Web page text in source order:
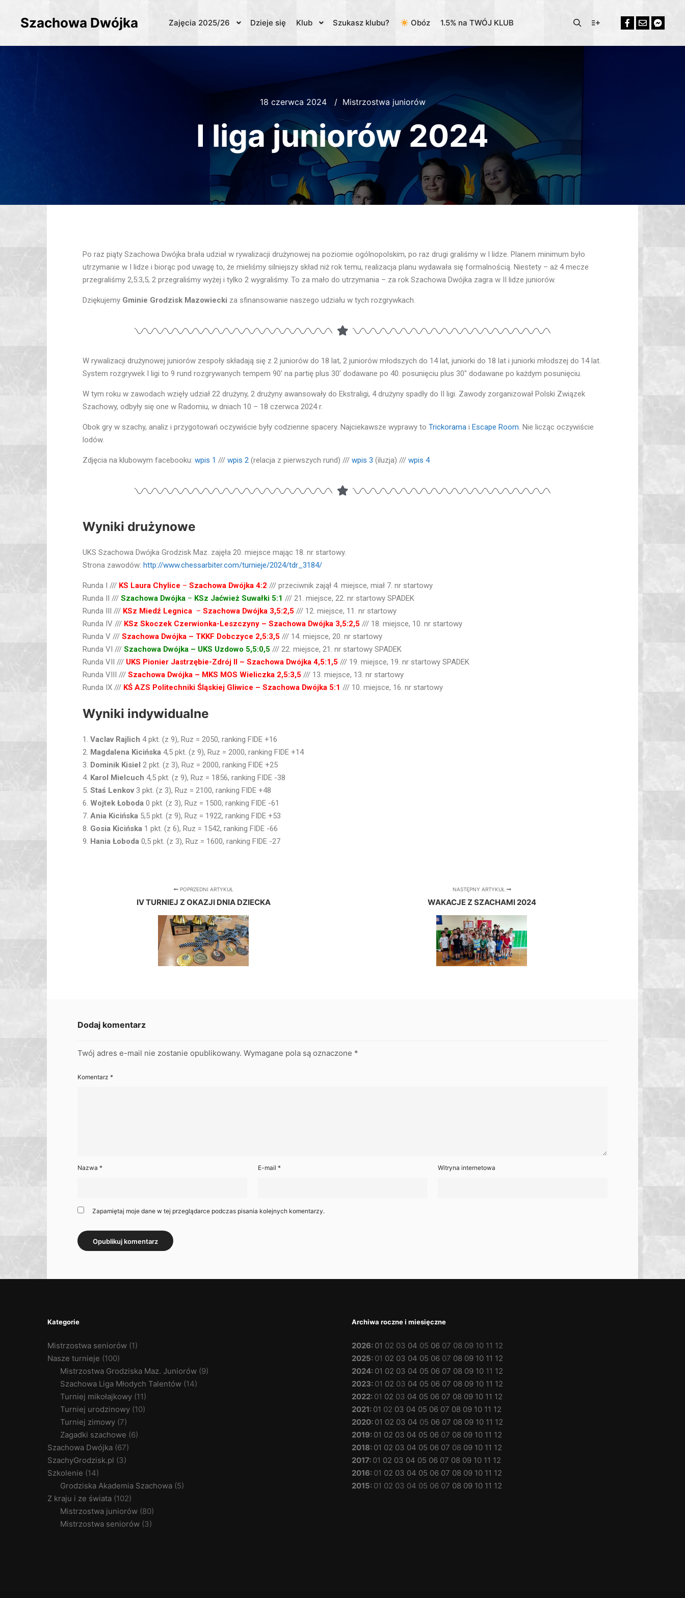
Szachowa Dwójka Zajęcia 2025/26 Dzieje się Klub Szukasz klubu? Obóz 1.5% na TWÓJ KLUB
18 czerwca 2024 Mistrzostwa juniorów
I liga juniorów 2024
Po raz piąty Szachowa Dwójka brała udział w rywalizacji drużynowej na poziomie ogólnopolskim, po raz drugi graliśmy w I lidze. Planem minimum było
utrzymanie w I lidze i biorąc pod uwagę to, że mieliśmy silniejszy skład niż rok temu, realizacja planu wydawała się formalnością. Niestety – aż 4 mecze
przegraliśmy 2,5:3,5, 2 przegraliśmy wyżej i tylko 2 wygraliśmy. To za mało do utrzymania – za rok Szachowa Dwójka zagra w II lidze juniorów.
Dziękujemy Gminie Grodzisk Mazowiecki za sfinansowanie naszego udziału w tych rozgrywkach.
W rywalizacji drużynowej juniorów zespoły składają się z 2 juniorów do 18 lat, 2 juniorów młodszych do 14 lat, juniorki do 18 lat i juniorki młodszej do 14 lat.
System rozgrywek I ligi to 9 rund rozgrywanych tempem 90′ na partię plus 30′ dodawane po 40. posunięciu plus 30″ dodawane po każdym posunięciu.
W tym roku w zawodach wzięły udział 22 drużyny, 2 drużyny awansowały do Ekstraligi, 4 drużyny spadły do II ligi. Zawody zorganizował Polski Związek
Szachowy, odbyły się one w Radomiu, w dniach 10 – 18 czerwca 2024 r.
Obok gry w szachy, analiz i przygotowań oczywiście były codzienne spacery. Najciekawsze wyprawy to Trickorama i Escape Room. Nie licząc oczywiście
lodów.
Zdjęcia na klubowym facebooku: wpis 1 /// wpis 2 (relacja z pierwszych rund) /// wpis 3 (iluzja) /// wpis 4
Wyniki drużynowe
UKS Szachowa Dwójka Grodzisk Maz. zajęła 20. miejsce mając 18. nr startowy.
Strona zawodów: http://www.chessarbiter.com/turnieje/2024/tdr_3184/
Runda I /// KS Laura Chylice – Szachowa Dwójka 4:2 /// przeciwnik zajął 4. miejsce, miał 7. nr startowy
Runda II /// Szachowa Dwójka – KSz Jaćwież Suwałki 5:1 /// 21. miejsce, 22. nr startowy SPADEK
Runda III /// KSz Miedź Legnica – Szachowa Dwójka 3,5:2,5 /// 12. miejsce, 11. nr startowy
Runda IV /// KSz Skoczek Czerwionka-Leszczyny – Szachowa Dwójka 3,5:2,5 /// 18. miejsce, 10. nr startowy
Runda V /// Szachowa Dwójka – TKKF Dobczyce 2,5:3,5 /// 14. miejsce, 20. nr startowy
Runda VI /// Szachowa Dwójka – UKS Uzdowo 5,5:0,5 /// 22. miejsce, 21. nr startowy SPADEK
Runda VII /// UKS Pionier Jastrzębie-Zdrój II – Szachowa Dwójka 4,5:1,5 /// 19. miejsce, 19. nr startowy SPADEK
Runda VIII /// Szachowa Dwójka – MKS MOS Wieliczka 2,5:3,5 /// 13. miejsce, 13. nr startowy
Runda IX /// KŚ AZS Politechniki Śląskiej Gliwice – Szachowa Dwójka 5:1 /// 10. miejsce, 16. nr startowy
Wyniki indywidualne
1. Vaclav Rajlich 4 pkt. (z 9), Ruz = 2050, ranking FIDE +16
2. Magdalena Kicińska 4,5 pkt. (z 9), Ruz = 2000, ranking FIDE +14
3. Dominik Kisiel 2 pkt. (z 3), Ruz = 2000, ranking FIDE +25
4. Karol Mielcuch 4,5 pkt. (z 9), Ruz = 1856, ranking FIDE -38
5. Staś Lenkov 3 pkt. (z 3), Ruz = 2100, ranking FIDE +48
6. Wojtek Łoboda 0 pkt. (z 3), Ruz = 1500, ranking FIDE -61
7. Ania Kicińska 5,5 pkt. (z 9), Ruz = 1922, ranking FIDE +53
8. Gosia Kicińska 1 pkt. (z 6), Ruz = 1542, ranking FIDE -66
9. Hania Łoboda 0,5 pkt. (z 3), Ruz = 1600, ranking FIDE -27
POPRZEDNI ARTYKUŁ
IV TURNIEJ Z OKAZJI DNIA DZIECKA
NASTĘPNY ARTYKUŁ
WAKACJE Z SZACHAMI 2024
Dodaj komentarz
Twój adres e-mail nie zostanie opublikowany. Wymagane pola są oznaczone *
Komentarz *
Nazwa * E-mail * Witryna internetowa
Zapamiętaj moje dane w tej przeglądarce podczas pisania kolejnych komentarzy.
Kategorie
Mistrzostwa seniorów (1)
Nasze turnieje (100)
Mistrzostwa Grodziska Maz. Juniorów (9)
Szachowa Liga Młodych Talentów (14)
Turniej mikołajkowy (11)
Turniej urodzinowy (10)
Turniej zimowy (7)
Zagadki szachowe (6)
Szachowa Dwójka (67)
SzachyGrodzisk.pl (3)
Szkolenie (14)
Grodziska Akademia Szachowa (5)
Z kraju i ze świata (102)
Mistrzostwa juniorów (80)
Mistrzostwa seniorów (3)
Archiwa roczne i miesięczne
2026: 01 02 03 04 05 06 07 08 09 10 11 12
2025: 01 02 03 04 05 06 07 08 09 10 11 12
2024: 01 02 03 04 05 06 07 08 09 10 11 12
2023: 01 02 03 04 05 06 07 08 09 10 11 12
2022: 01 02 03 04 05 06 07 08 09 10 11 12
2021: 01 02 03 04 05 06 07 08 09 10 11 12
2020: 01 02 03 04 05 06 07 08 09 10 11 12
2019: 01 02 03 04 05 06 07 08 09 10 11 12
2018: 01 02 03 04 05 06 07 08 09 10 11 12
2017: 01 02 03 04 05 06 07 08 09 10 11 12
2016: 01 02 03 04 05 06 07 08 09 10 11 12
2015: 01 02 03 04 05 06 07 08 09 10 11 12